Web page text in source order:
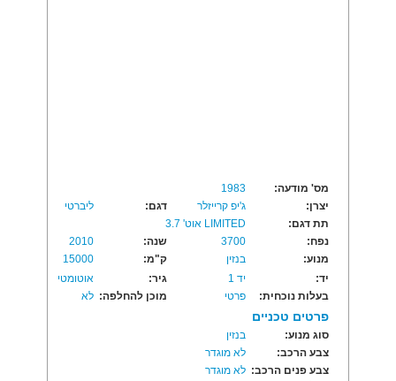
מס' מודעה:
1983
יצרן:
ג'יפ קרייזלר דגם:
ליברטי
תת דגם:
LIMITED אוט' 3.7
נפח:
3700 שנה:
2010
מנוע:
בנזין ק"מ:
15000
יד:
יד 1 גיר:
אוטומטי
בעלות נוכחית:
פרטי מוכן להחלפה: לא
פרטים טכניים
סוג מנוע:
בנזין
צבע הרכב:
לא מוגדר
צבע פנים הרכב: לא מוגדר